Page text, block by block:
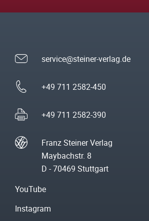
service@steiner-verlag.de
+49 711 2582-450
+49 711 2582-390
Franz Steiner Verlag
Maybachstr. 8
D - 70469 Stuttgart
YouTube
Instagram